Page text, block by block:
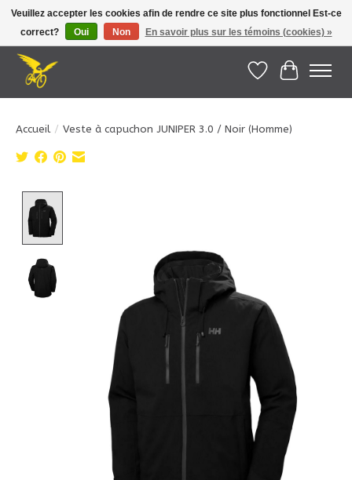
Le Pédalier | Îles de la Madeleine |info@lepedalier.com| 1-418-986-2965
Liste dePanier
Accueil / Veste à capuchon JUNIPER 3.0 / Noir (Homme)
Veuillez accepter les cookies afin de rendre ce site plus fonctionnel Est-ce
correct?
Oui Non En savoir plus sur les témoins (cookies) »